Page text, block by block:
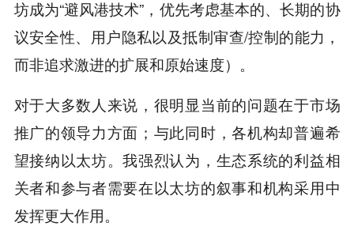
坊成为“避风港技术”，优先考虑基本的、长期的协
议安全性、用户隐私以及抵制审查/控制的能力，
而非追求激进的扩展和原始速度）。
对于大多数人来说，很明显当前的问题在于市场
推广的领导力方面；与此同时，各机构却普遍希
望接纳以太坊。我强烈认为，生态系统的利益相
关者和参与者需要在以太坊的叙事和机构采用中
发挥更大作用。